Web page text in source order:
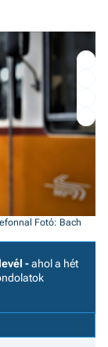
Fotó: Bach
-ahol a hét